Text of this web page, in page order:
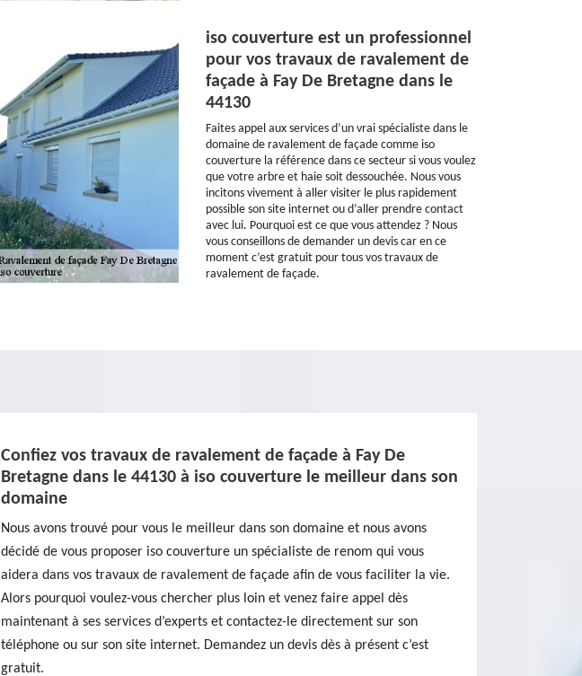
iso couverture est un professionnel
pour vos travaux de ravalement de
façade à Fay De Bretagne dans le
44130
Faites appel aux services d’un vrai spécialiste dans le
domaine de ravalement de façade comme iso
couverture la référence dans ce secteur si vous voulez
que votre arbre et haie soit dessouchée. Nous vous
incitons vivement à aller visiter le plus rapidement
possible son site internet ou d’aller prendre contact
avec lui. Pourquoi est ce que vous attendez ? Nous
vous conseillons de demander un devis car en ce
moment c’est gratuit pour tous vos travaux de
ravalement de façade.
Confiez vos travaux de ravalement de façade à Fay De
Bretagne dans le 44130 à iso couverture le meilleur dans son
domaine
Nous avons trouvé pour vous le meilleur dans son domaine et nous avons
décidé de vous proposer iso couverture un spécialiste de renom qui vous
aidera dans vos travaux de ravalement de façade afin de vous faciliter la vie.
Alors pourquoi voulez-vous chercher plus loin et venez faire appel dès
maintenant à ses services d’experts et contactez-le directement sur son
téléphone ou sur son site internet. Demandez un devis dès à présent c’est
gratuit.